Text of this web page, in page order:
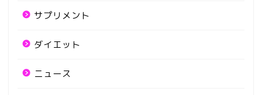
サプリメント
ダイエット
ニュース